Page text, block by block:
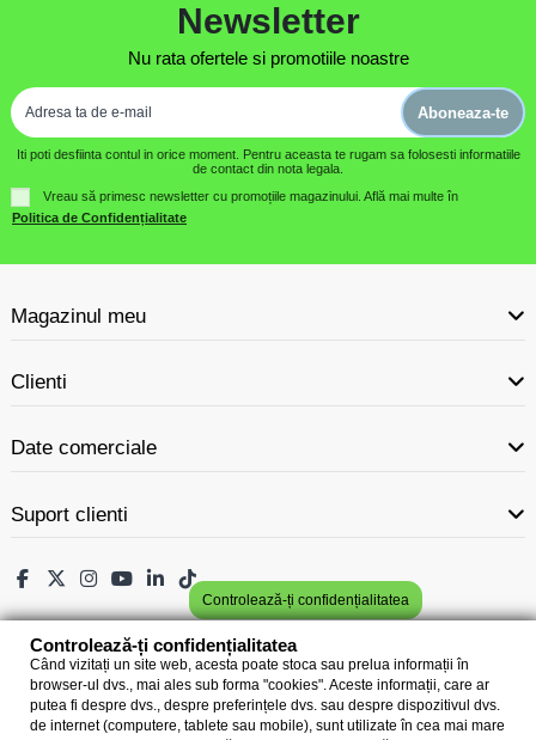
Newsletter
Nu rata ofertele si promotiile noastre
Aboneaza-te
Iti poti desfiinta contul in orice moment. Pentru aceasta te rugam sa folosesti informatiile
de contact din nota legala.
Vreau să primesc newsletter cu promoțiile magazinului. Află mai multe în
Politica de Confidențialitate
Magazinul meu
Clienti
Date comerciale
Suport clienti
Controlează-ți confidențialitatea
Controlează-ți confidențialitatea
Când vizitați un site web, acesta poate stoca sau prelua informații în
browser-ul dvs., mai ales sub forma "cookies". Aceste informații, care ar
putea fi despre dvs., despre preferințele dvs. sau despre dispozitivul dvs.
de internet (computere, tablete sau mobile), sunt utilizate în cea mai mare